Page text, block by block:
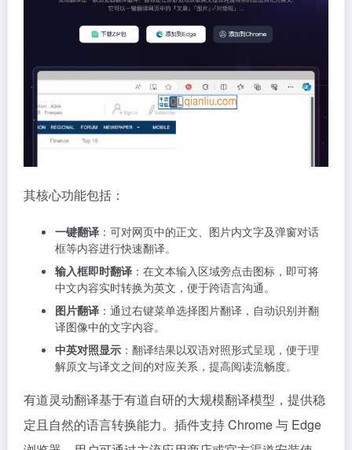
其核心功能包括：
一键翻译 ：可对网页中的正文、图片内文字及弹窗对话
框等内容进行快速翻译。
输入框即时翻译 ：在文本输入区域旁点击图标，即可将
中文内容实时转换为英文，便于跨语言沟通。
图片翻译 ：通过右键菜单选择图片翻译，自动识别并翻
译图像中的文字内容。
中英对照显示 ：翻译结果以双语对照形式呈现，便于理
解原文与译文之间的对应关系，提高阅读流畅度。
有道灵动翻译基于有道自研的大规模翻译模型，提供稳
定且自然的语言转换能力。插件支持 Chrome 与 Edge